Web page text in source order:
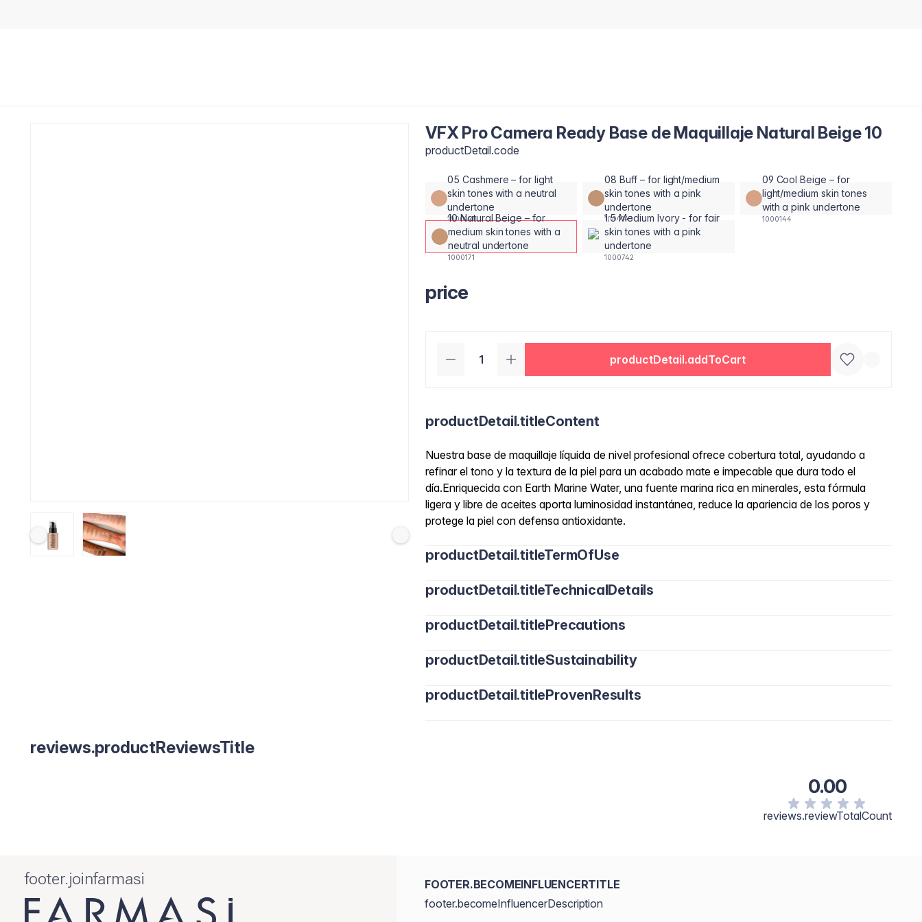
VFX Pro Camera Ready Base de Maquillaje Natural Beige 10
productDetail.code
05 Cashmere – for light
skin tones with a neutral
undertone
1000140
08 Buff – for light/medium
skin tones with a pink
undertone
1000143
09 Cool Beige – for
light/medium skin tones
with a pink undertone
1000144
10 Natural Beige – for
medium skin tones with a
neutral undertone
1000171
1.5 Medium Ivory - for fair
skin tones with a pink
undertone
1000742
price
productDetail.addToCart
productDetail.titleContent
Nuestra base de maquillaje líquida de nivel profesional ofrece cobertura total, ayudando a
refinar el tono y la textura de la piel para un acabado mate e impecable que dura todo el
día.Enriquecida con Earth Marine Water, una fuente marina rica en minerales, esta fórmula
ligera y libre de aceites aporta luminosidad instantánea, reduce la apariencia de los poros y
protege la piel con defensa antioxidante.
productDetail.titleTermOfUse
productDetail.titleTechnicalDetails
productDetail.titlePrecautions
productDetail.titleSustainability
productDetail.titleProvenResults
reviews.productReviewsTitle
0.00
reviews.reviewTotalCount
footer.joinfarmasi
FOOTER.BECOMEINFLUENCERTITLE
footer.becomeInfluencerDescription